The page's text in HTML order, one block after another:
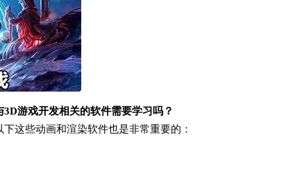
游戏开发相关的软件需要学习吗？
这些动画和渲染软件也是非常重要的：